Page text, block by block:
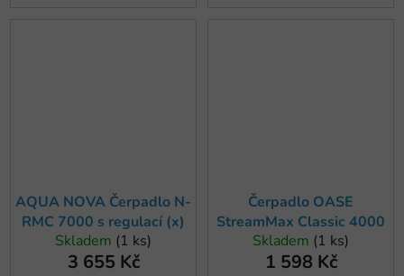
AQUA NOVA Čerpadlo N-
RMC 7000 s regulací (x)
Skladem (1 ks)
3 655 Kč
Čerpadlo OASE
StreamMax Classic 4000
Skladem (1 ks)
1 598 Kč